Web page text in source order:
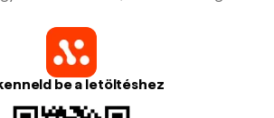
be a letöltéshez